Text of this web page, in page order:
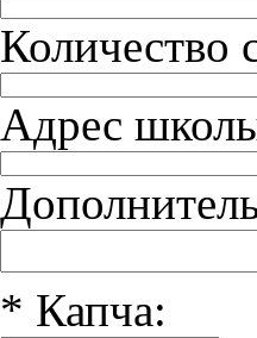
Адрес
* Капча: